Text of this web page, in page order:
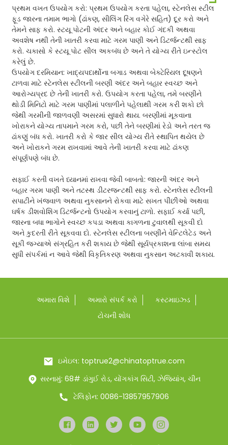
પ્રથમ વખત ઉપયોગ કરો: પ્રથમ ઉપયોગ કરતા પહેલા, સ્ટેનલેસ સ્ટીલ
ફૂડ જારના તમામ ભાગો (ઢાંકણ, સીલિંગ રિંગ વગેરે સહિત) દૂર કરો અને
તેમને સાફ કરો. સ્ટયૂ પોટની અંદર અને બહાર કોઈ ગંદકી અથવા
અવશેષ નથી તેની ખાતરી કરવા માટે ગરમ પાણી અને ડિટર્જન્ટથી સાફ
કરો. ચકાસો કે સ્ટયૂ પોટ સીલ અકબંધ છે અને તે યોગ્ય રીતે ઇન્સ્ટોલ
કરેલું છે.
ઉપયોગ દરમિયાન: ખાદ્યપદાર્થોના બગાડ અથવા બેક્ટેરિયલ દૂષણને
ટાળવા માટે સ્ટેનલેસ સ્ટીલની બરણી અંદર અને બહાર સ્વચ્છ અને
આરોગ્યપ્રદ છે તેની ખાતરી કરો. ઉપયોગ કરતા પહેલા, તમે બરણીને
થોડી મિનિટો માટે ગરમ પાણીમાં પલાળીને પહેલાથી ગરમ કરી શકો છો
જેથી ગરમીની જાળવણી અસરમાં સુધારો થાય. બરણીમાં મૂકવાના
ખોરાકને યોગ્ય તાપમાને ગરમ કરો, પછી તેને બરણીમાં રેડો અને તરત જ
ઢાંકણું બંધ કરો. ખાતરી કરો કે જાર સીલ યોગ્ય રીતે સ્થાપિત થયેલ છે
અને ખોરાકને ગરમ રાખવામાં આવે તેની ખાતરી કરવા માટે ઢાંકણ
સંપૂર્ણપણે બંધ છે.
સફાઈ કરતી વખતે ધ્યાનમાં રાખવા જેવી બાબતો: જારની અંદર અને
બહાર ગરમ પાણી અને તટસ્થ ડીટરજન્ટથી સાફ કરો. સ્ટેનલેસ સ્ટીલની
સપાટીને ખંજવાળ અથવા નુકસાનને રોકવા માટે સખત પીંછીઓ અથવા
ઘર્ષક ડીશવોશિંગ ડિટર્જન્ટનો ઉપયોગ કરવાનું ટાળો. સફાઈ કર્યા પછી,
જારના બધા ભાગોને સ્વચ્છ કપડા અથવા કાગળના ટુવાલથી સૂકવી દો
અને કુદરતી રીતે સૂકવવા દો. સ્ટેનલેસ સ્ટીલના બરણીને વેન્ટિલેટેડ અને
સૂકી જગ્યાએ સંગ્રહિત કરી શકાય છે જેથી સૂર્યપ્રકાશના લાંબા સમય
સુધી સંપર્કમાં ન આવે જેથી વિકૃતિકરણ અથવા નુકસાન અટકાવી શકાય.
અમારા વિશે અમારો સંપર્ક કરો
કસ્ટમાઇઝ્ડ
ટોચની શોધ
ઇમેઇલ: toptrue2@chinatoptrue.com
સરનામું: 68# ડાંગુઈ રોડ, યોંગકાંગ સિટી, ઝેજિયાંગ, ચીન
ટેલિફોન: 0086-13857957906